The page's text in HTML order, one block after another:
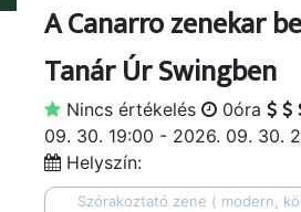
A Canarro zenekar
Tanár Úr Swingben
Nincs értékelés 0óra
09. 30. 19:00 - 2026. 09. 30.
Helyszín:
Szórakoztató zene ( modern,